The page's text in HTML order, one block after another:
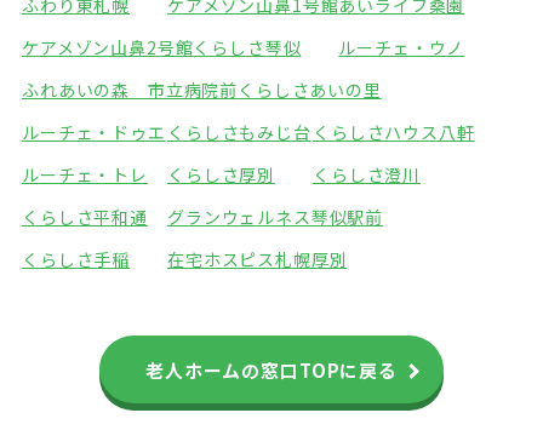
ふわり東札幌
ケアメゾン山鼻1号館あいライフ桑園
ケアメゾン山鼻2号館くらしさ琴似
ルーチェ・ウノ
ふれあいの森 市立病院前 くらしさあいの里
ルーチェ・ドゥエ くらしさもみじ台 くらしさハウス八軒
ルーチェ・トレ
くらしさ厚別
くらしさ澄川
くらしさ平和通
グランウェルネス琴似駅前
くらしさ手稲
在宅ホスピス札幌厚別
老人ホームの窓口TOPに戻る